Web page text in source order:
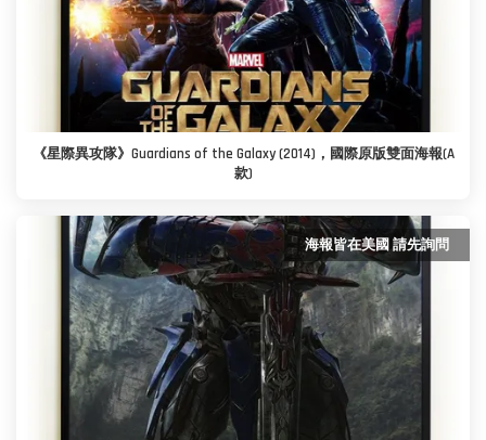
《星際異攻隊》Guardians of the Galaxy (2014)，國際原版雙面海報(A
款)
海報皆在美國 請先詢問